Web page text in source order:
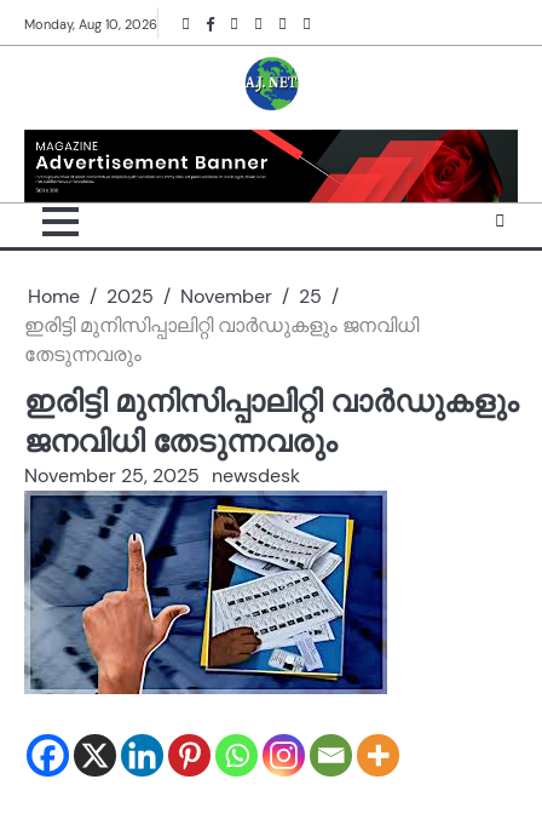
to
Monday, Aug 10, 2026 TwitterFacebook
Instagram
RedditYouTube
Twitch
Home 2025 November
25
ഇരിട്ടി മുനിസിപ്പാലിറ്റി വാർഡുകളും ജനവിധി
തേടുന്നവരും
ഇരിട്ടി മുനിസിപ്പാലിറ്റി വാർഡുകളും
ജനവിധി തേടുന്നവരും
November 25, 2025 newsdesk